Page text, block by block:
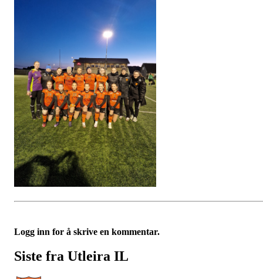
Logg inn for å skrive en kommentar.
Siste fra Utleira IL